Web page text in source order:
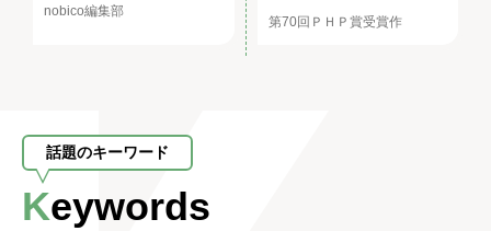
nobico編集部
第70回ＰＨＰ賞受賞作
話題のキーワード
Keywords